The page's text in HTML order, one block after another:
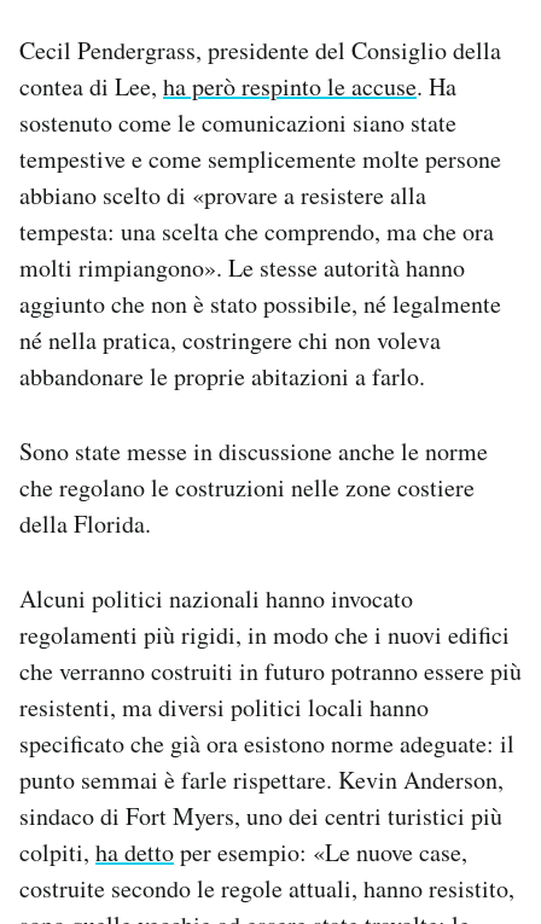
Cecil Pendergrass, presidente del Consiglio della
contea di Lee, ha però respinto le accuse. Ha
sostenuto come le comunicazioni siano state
tempestive e come semplicemente molte persone
abbiano scelto di «provare a resistere alla
tempesta: una scelta che comprendo, ma che ora
molti rimpiangono». Le stesse autorità hanno
aggiunto che non è stato possibile, né legalmente
né nella pratica, costringere chi non voleva
abbandonare le proprie abitazioni a farlo.
Sono state messe in discussione anche le norme
che regolano le costruzioni nelle zone costiere
della Florida.
Alcuni politici nazionali hanno invocato
regolamenti più rigidi, in modo che i nuovi edifici
che verranno costruiti in futuro potranno essere più
resistenti, ma diversi politici locali hanno
specificato che già ora esistono norme adeguate: il
punto semmai è farle rispettare. Kevin Anderson,
sindaco di Fort Myers, uno dei centri turistici più
colpiti, ha dettoper esempio: «Le nuove case,
costruite secondo le regole attuali, hanno resistito,